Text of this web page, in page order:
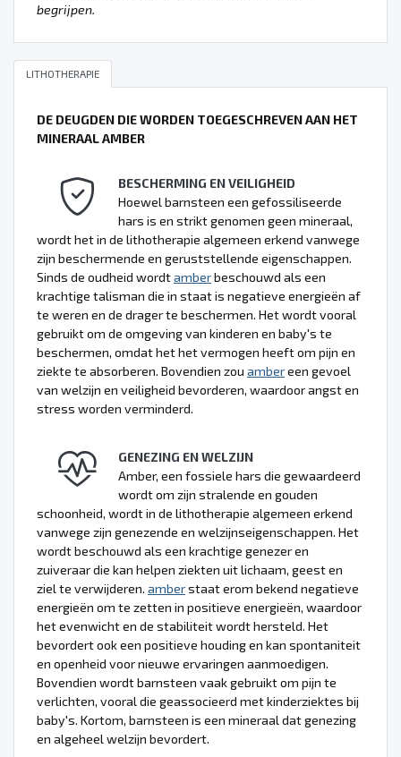
begrijpen.
LITHOTHERAPIE
DE DEUGDEN DIE WORDEN TOEGESCHREVEN AAN HET
MINERAAL AMBER
BESCHERMING EN VEILIGHEID
Hoewel barnsteen een gefossiliseerde
hars is en strikt genomen geen mineraal,
wordt het in de lithotherapie algemeen erkend vanwege
zijn beschermende en geruststellende eigenschappen.
Sinds de oudheid wordtamberbeschouwd als een
krachtige talisman die in staat is negatieve energieën af
te weren en de drager te beschermen. Het wordt vooral
gebruikt om de omgeving van kinderen en baby's te
beschermen, omdat het het vermogen heeft om pijn en
ziekte te absorberen. Bovendien zou ambereen gevoel
van welzijn en veiligheid bevorderen, waardoor angst en
stress worden verminderd.
GENEZING EN WELZIJN
Amber, een fossiele hars die gewaardeerd
wordt om zijn stralende en gouden
schoonheid, wordt in de lithotherapie algemeen erkend
vanwege zijn genezende en welzijnseigenschappen. Het
wordt beschouwd als een krachtige genezer en
zuiveraar die kan helpen ziekten uit lichaam, geest en
ziel te verwijderen. amberstaat erom bekend negatieve
energieën om te zetten in positieve energieën, waardoor
het evenwicht en de stabiliteit wordt hersteld. Het
bevordert ook een positieve houding en kan spontaniteit
en openheid voor nieuwe ervaringen aanmoedigen.
Bovendien wordt barnsteen vaak gebruikt om pijn te
verlichten, vooral die geassocieerd met kinderziektes bij
baby's. Kortom, barnsteen is een mineraal dat genezing
en algeheel welzijn bevordert.